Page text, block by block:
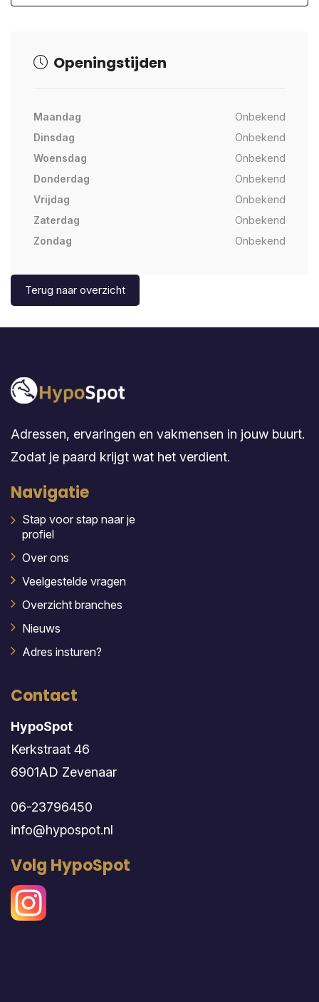
Openingstijden
Maandag
Onbekend
Dinsdag
Onbekend
Woensdag
Onbekend
Donderdag
Onbekend
Vrijdag
Onbekend
Zaterdag
Onbekend
Zondag
Onbekend
Terug naar overzicht
Adressen, ervaringen en vakmensen in jouw buurt.
Zodat je paard krijgt wat het verdient.
Navigatie
Stap voor stap naar je
profiel
Over ons
Veelgestelde vragen
Overzicht branches
Nieuws
Adres insturen?
Contact
HypoSpot
Kerkstraat 46
6901AD Zevenaar
06-23796450
info@hypospot.nl
Volg HypoSpot